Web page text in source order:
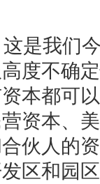
是我们
度不确
本都可
资本、
伙人的
区和园